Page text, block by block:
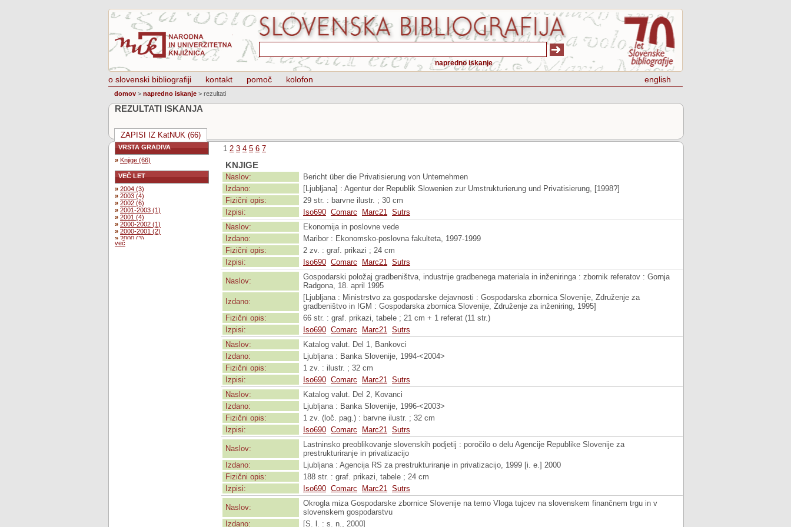
napredno iskanje
o slovenski bibliografiji kontakt pomoč kolofon english
domov > napredno iskanje > rezultati
REZULTATI ISKANJA
ZAPISI IZ KatNUK (66)
VRSTA GRADIVA
» Knjige (66)
VEČ LET
» 2004 (3)
» 2003 (4)
» 2002 (6)
» 2001-2003 (1)
» 2001 (4)
» 2000-2002 (1)
» 2000-2001 (2)
» 2000 (3)
»1999-2000 (2)
več
1 2 3 4 5 6 7
KNJIGE
Naslov:
Bericht über die Privatisierung von Unternehmen
Izdano:
[Ljubljana] : Agentur der Republik Slowenien zur Umstrukturierung und Privatisierung, [1998?]
Fizični opis:
29 str. : barvne ilustr. ; 30 cm
Izpisi:
Iso690 Comarc Marc21 Sutrs
Naslov:
Ekonomija in poslovne vede
Izdano:
Maribor : Ekonomsko-poslovna fakulteta, 1997-1999
Fizični opis:
2 zv. : graf. prikazi ; 24 cm
Izpisi:
Iso690 Comarc Marc21 Sutrs
Naslov:
Gospodarski položaj gradbeništva, industrije gradbenega materiala in inženiringa : zbornik referatov : Gornja
Radgona, 18. april 1995
Izdano:
[Ljubljana : Ministrstvo za gospodarske dejavnosti : Gospodarska zbornica Slovenije, Združenje za
gradbeništvo in IGM : Gospodarska zbornica Slovenije, Združenje za inženiring, 1995]
Fizični opis:
66 str. : graf. prikazi, tabele ; 21 cm + 1 referat (11 str.)
Izpisi:
Iso690 Comarc Marc21 Sutrs
Naslov:
Katalog valut. Del 1, Bankovci
Izdano:
Ljubljana : Banka Slovenije, 1994-<2004>
Fizični opis:
1 zv. : ilustr. ; 32 cm
Izpisi:
Iso690 Comarc Marc21 Sutrs
Naslov:
Katalog valut. Del 2, Kovanci
Izdano:
Ljubljana : Banka Slovenije, 1996-<2003>
Fizični opis:
1 zv. (loč. pag.) : barvne ilustr. ; 32 cm
Izpisi:
Iso690 Comarc Marc21 Sutrs
Naslov:
Lastninsko preoblikovanje slovenskih podjetij : poročilo o delu Agencije Republike Slovenije za
prestrukturiranje in privatizacijo
Izdano:
Ljubljana : Agencija RS za prestrukturiranje in privatizacijo, 1999 [i. e.] 2000
Fizični opis:
188 str. : graf. prikazi, tabele ; 24 cm
Izpisi:
Iso690 Comarc Marc21 Sutrs
Naslov:
Okrogla miza Gospodarske zbornice Slovenije na temo Vloga tujcev na slovenskem finančnem trgu in v
slovenskem gospodarstvu
Izdano:
[S. l. : s. n., 2000]